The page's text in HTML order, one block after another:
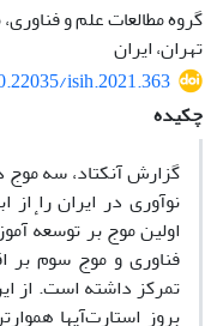
گروه مطالعات علم و
تهران، ایران
isih.2021.363
چکیده
گزارش آنکتاد، سه موج
اولین موج بر توسعهٔ
فناوری و موج سوم بر
بروز استارت‌آپ‍ها